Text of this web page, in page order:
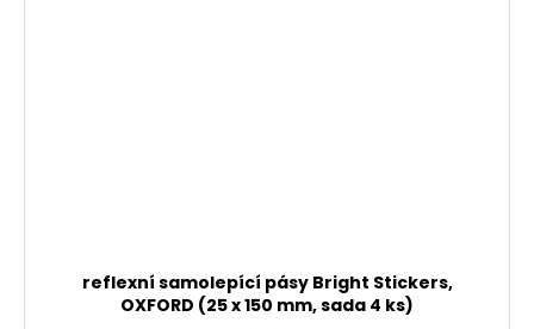
reflexní samolepící pásy Bright Stickers,
OXFORD (25 x 150 mm, sada 4 ks)